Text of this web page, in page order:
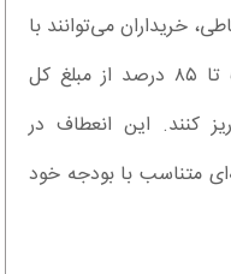
خریداران می‌توانند با
توجه به شرایط مالی خود، بین ۵۰ تا ۸۵ درصد از مبلغ کل
کنند. این انعطاف در
متناسب با بودجه خود